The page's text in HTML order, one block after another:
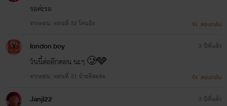
รอค่ะรอ
จากตอน: ตอนที่ 52 โดนยิง ตอบกลับ
london boy
วันนี้ต่ออีกตอน นะๆ 🥲🩶
จากตอน: ตอนที่ 51 ย้ายรีสอร์ต
3 ปีที่แล้ว
ตอบกลับ
Janji22 3 ปีที่แล้ว